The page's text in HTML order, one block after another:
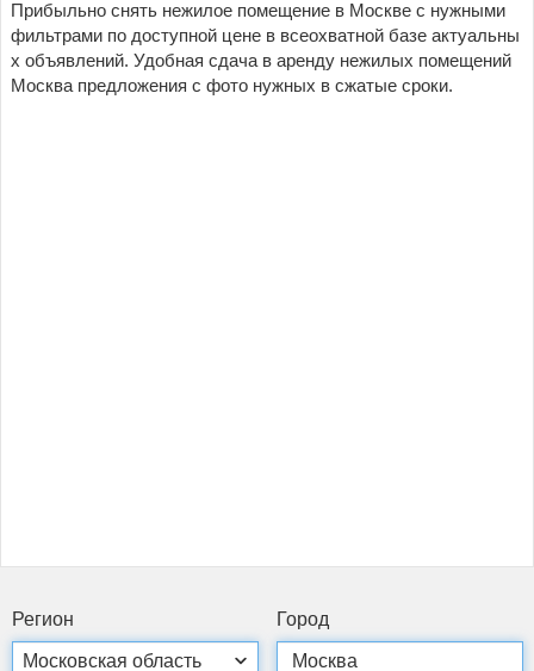
Прибыльно снять нежилое помещение в Москве c нужными
фильтрами по доступной цене в всеохватной базе актуальны
х объявлений. Удобная сдача в аренду нежилых помещений
Москва предложения с фото нужных в сжатые сроки.
Ре­ги­он Го­род